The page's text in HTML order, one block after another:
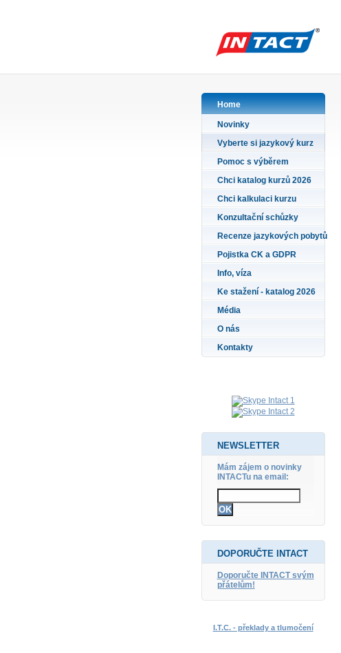
Home
Novinky
Vyberte si jazykový kurz
Pomoc s výběrem
Chci katalog kurzů 2026
Chci kalkulaci kurzu
Konzultační schůzky
Recenze jazykových pobytů
Pojistka CK a GDPR
Info, víza
Ke stažení - katalog 2026
Média
O nás
Kontakty
NEWSLETTER
Mám zájem o novinky
INTACTu na email:
DOPORUČTE INTACT
Doporučte INTACT svým
přátelům!
I.T.C. - překlady a tlumočení